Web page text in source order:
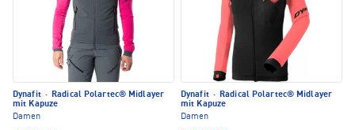
Dynafit · Radical Polartec® Midlayer
mit Kapuze
Damen
Dynafit · Radical Polartec® Midlayer
mit Kapuze
Damen